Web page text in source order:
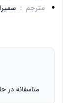
مترجم :
متاسفانه در